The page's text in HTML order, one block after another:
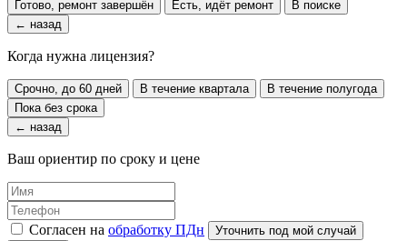
Готово, ремонт завершён Есть, идёт ремонт
В поиске
← назад
Когда нужна лицензия?
Срочно, до 60 дней В течение квартала
В течение полугода
Пока без срока
← назад
Ваш ориентир по сроку и цене
Согласен на обработку ПДн
Уточнить под мой случай